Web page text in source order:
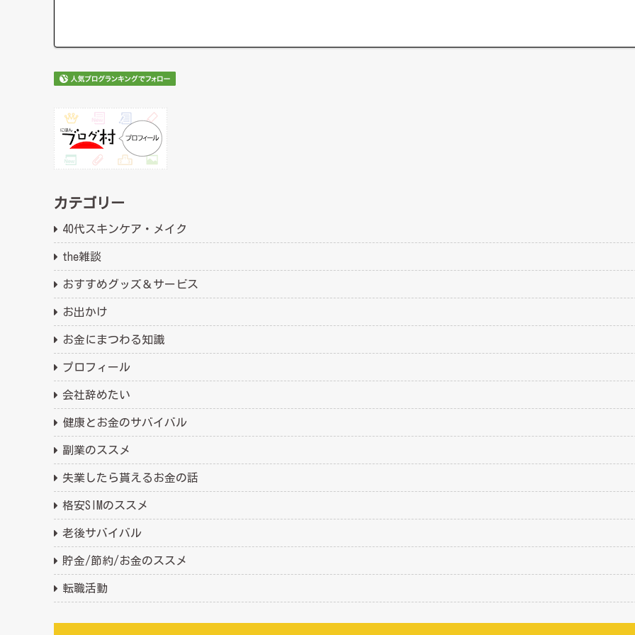
カテゴリー
40代スキンケア・メイク
the雑談
おすすめグッズ＆サービス
お出かけ
お金にまつわる知識
プロフィール
会社辞めたい
健康とお金のサバイバル
副業のススメ
失業したら貰えるお金の話
格安SIMのススメ
老後サバイバル
貯金/節約/お金のススメ
転職活動